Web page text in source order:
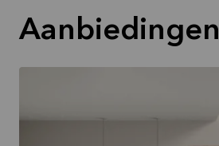
Aanbiedingen